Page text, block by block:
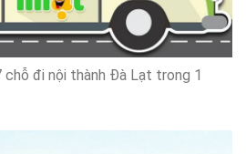
chỗ đi nội thành Đà Lạt trong 1